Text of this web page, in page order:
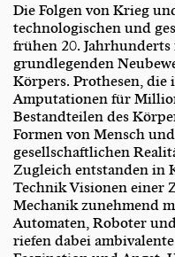
Die Folgen von Krieg
technologischen und
frühen 20.
grundlegenden
Körpers. Prothesen,
Amputationen für
Bestandteilen des
Formen von Mensch
gesellschaftlichen
Zugleich entstanden in
Technik Visionen einer
Mechanik zunehmend
Automaten, Roboter
riefen dabei